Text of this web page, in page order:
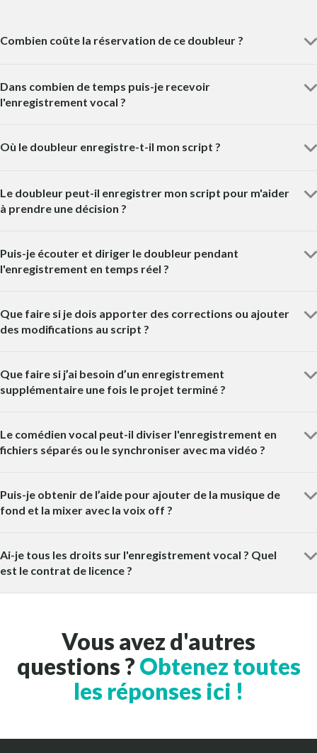
Combien coûte la réservation de ce doubleur ?
Dans combien de temps puis-je recevoir
l'enregistrement vocal ?
Où le doubleur enregistre-t-il mon script ?
Le doubleur peut-il enregistrer mon script pour m'aider
à prendre une décision ?
Puis-je écouter et diriger le doubleur pendant
l'enregistrement en temps réel ?
Que faire si je dois apporter des corrections ou ajouter
des modifications au script ?
Que faire si j’ai besoin d’un enregistrement
supplémentaire une fois le projet terminé ?
Le comédien vocal peut-il diviser l'enregistrement en
fichiers séparés ou le synchroniser avec ma vidéo ?
Puis-je obtenir de l’aide pour ajouter de la musique de
fond et la mixer avec la voix off ?
Ai-je tous les droits sur l'enregistrement vocal ? Quel
est le contrat de licence ?
Vous avez d'autres
questions ? Obtenez toutes
les réponses ici !